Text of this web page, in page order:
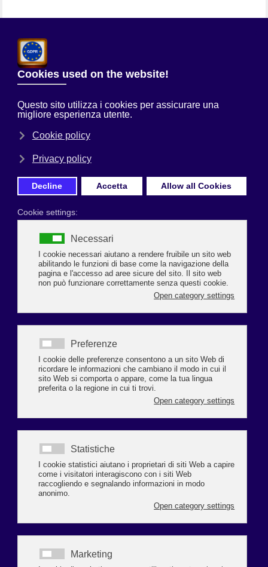
Chi Siamo
Sei qui:Home Uncategorised
Prima Pagina
AL VIA CORSI CHE SI RIVOLGONO AD
Pasticcere, pizzaiolo e barman: in
partenza tre corsi dell’Accademia del
Gusto
Sono in partenza tre corsi, organizzati dall’Accademia del Gusto di Ravenna
e da Iscom E.R Ravenna in collaborazione con Confcommercio Ravenna:
l corso fornirà le nozioni necessarie per acquisire e perfezionare i
“fondamentali” della pasticceria, dalle nozioni teoriche, alle tecniche di
base degli impasti e cotture, dai prodotti lievitati ai classici della pasticceria,
con un approfondimento alla cioccolateria. Questo corso è aperto a tutti
di pasticcere. Il corso, a numero chiuso, ha una durata di 200 ore suddivise in
100 ore di aula/laboratorio/pratico e visita didattica e 100 ore di stage nelle
attività aderenti al progetto. Date: dal 23 settembre al 30 novembre 2019.